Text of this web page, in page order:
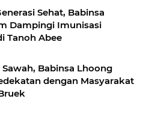
Sehat, Babinsa
Dampingi Imunisasi
Tanoh Abee
Babinsa Lhoong
dengan Masyarakat